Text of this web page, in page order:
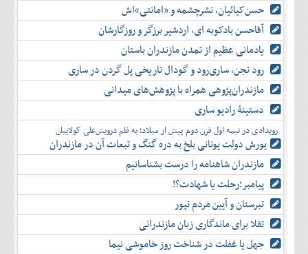
حسن‌کیائیان، نشرچشمه و «امانتی»اش
آقاحسن بادکوبه ای، اردشیر برزگر و روزگارشان
یادمانی عظیم از تمدن مازندران باستان
رود تجن، ساری‌رود و گودال تاریخی پل گردن در ساری
مازندران‌پژوهی همراه با پژوهش‌های میدانی
دستینۀ رادیو ساری
رویدادی در نیمه اول قرن دوم پیش از میلاد؛ به قلم درویش‌علی کولاییان
یورش دولت یونانی بلخ به دره گنگ و تبعات آن در مازندران
مازندران شاهنامه را درست بشناسانیم
پیامبر؛رحلت یا شهادت؟!
تبرستان و آیین مردم تپور
تقلا برای ماندگاری زبان مازندرانی
جهل یا غفلت در شناخت روز خاموشی نیما